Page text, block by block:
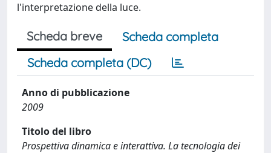
l'interpretazione della luce.
Scheda breve
Scheda completa
Scheda completa (DC)
Anno di pubblicazione
2009
Titolo del libro
Prospettiva dinamica e interattiva. La tecnologia dei